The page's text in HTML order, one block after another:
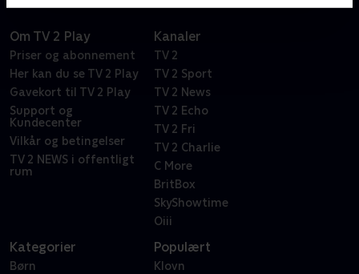
Om TV 2 Play
Priser og abonnement
Her kan du se TV 2 Play
Gavekort til TV 2 Play
Support og
Kundecenter
Vilkår og betingelser
TV 2 NEWS i offentligt
rum
Kanaler
TV 2
TV 2 Sport
TV 2 News
TV 2 Echo
TV 2 Fri
TV 2 Charlie
C More
BritBox
SkyShowtime
Oiii
Kategorier
Børn
Populært
Klovn